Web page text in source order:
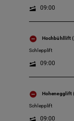
09:00
Hochbühllift
Schlepplift
09:00
Hohenegglift
Schlepplift
09:00